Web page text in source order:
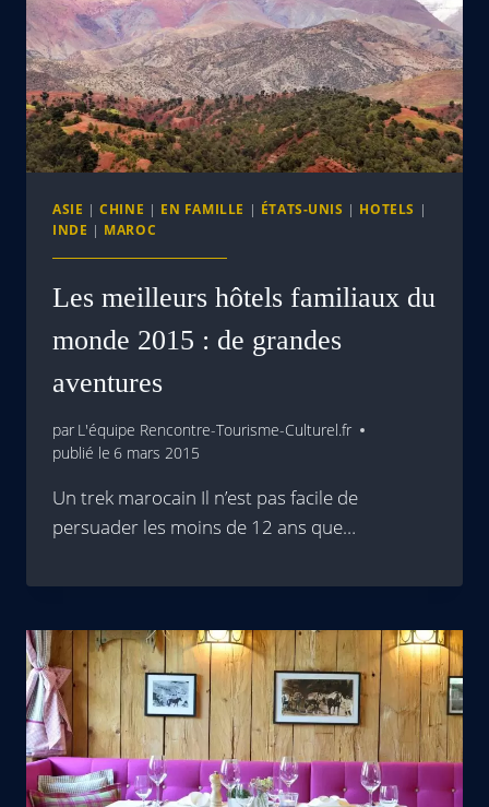
ASIE |CHINE | EN FAMILLE | ÉTATS-UNIS | HOTELS |
INDE | MAROC
Les meilleurs hôtels familiaux du
monde 2015 : de grandes
aventures
par L'équipe Rencontre-Tourisme-Culturel.fr
publié le 6 mars 2015
Un trek marocain Il n’est pas facile de
persuader les moins de 12 ans que…